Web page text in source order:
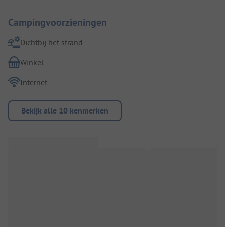
Campingvoorzieningen
Dichtbij het strand
Winkel
Internet
Bekijk alle 10 kenmerken